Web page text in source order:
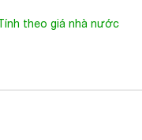
theo giá nhà nước